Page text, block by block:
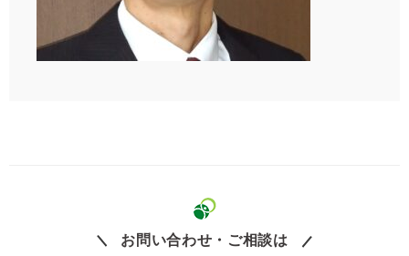
お問い合わせ・ご相談は